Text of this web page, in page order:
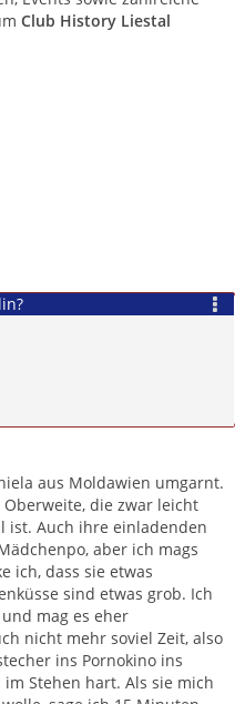
Club History Liestal
aus Moldawien umgarnt.
die zwar leicht
ist. Auch ihre einladenden
aber ich mags
ich, dass sie etwas
sind etwas grob. Ich
mag es eher
nicht mehr soviel Zeit, also
ins Pornokino ins
Stehen hart. Als sie mich
Zitieren